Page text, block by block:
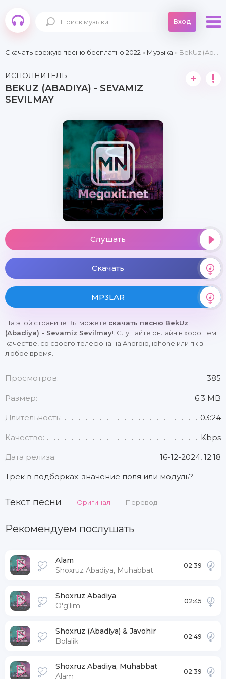
Вход
Скачать свежую песню бесплатно 2022 » Музыка » BekUz (Abadiya) - Sevamiz Sevilmay
ИСПОЛНИТЕЛЬ
BEKUZ (ABADIYA) - SEVAMIZ
SEVILMAY
+ !
Слушать
Скачать
MP3LAR
На этой странице Вы можете скачать песню BekUz
(Abadiya) - Sevamiz Sevilmay!. Слушайте онлайн в хорошем
качестве, со своего телефона на Android, iphone или пк в
любое время.
Просмотров: 385
Размер: 6.3 MB
Длительность: 03:24
Качество: Kbps
Дата релиза: 16-12-2024, 12:18
Трек в подборках: значение поля или модуль?
Текст песни Оригинал Перевод
Рекомендуем послушать
Alam
Shoxruz Abadiya, Muhabbat
02:39
Shoxruz Abadiya
O'g'lim
02:45
Shoxruz (Abadiya) & Javohir
Bolalik
02:49
Shoxruz Abadiya, Muhabbat
Alam
02:39